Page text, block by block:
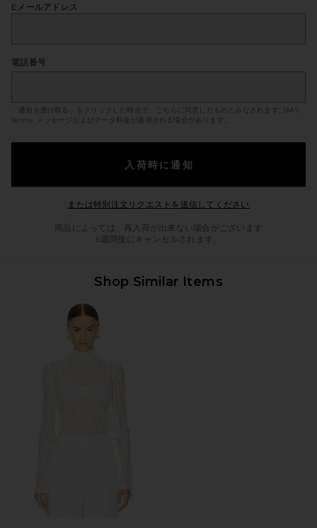
Eメールアドレス
電話番号
「通知を受け取る」をクリックした時点で、こちらに同意したものとみなされます:
SMS
Terms
. メッセージおよびデータ料金が適用される場合があります。
入荷時に通知
または特別注文リクエストを送信してください
商品によっては、再入荷が出来ない場合がございます
6週間後にキャンセルされます。
Shop Similar Items